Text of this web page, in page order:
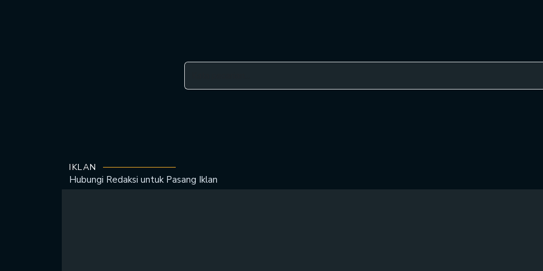
IKLAN
Hubungi Redaksi untuk Pasang Iklan